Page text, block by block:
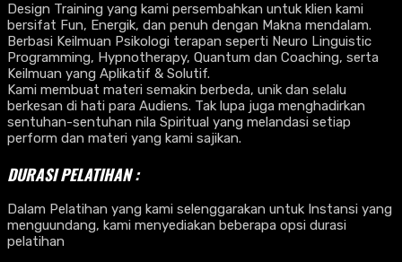
Design Training yang kami persembahkan untuk klien kami
bersifat Fun, Energik, dan penuh dengan Makna mendalam.
Berbasi Keilmuan Psikologi terapan seperti Neuro Linguistic
Programming, Hypnotherapy, Quantum dan Coaching, serta
Keilmuan yang Aplikatif & Solutif.
Kami membuat materi semakin berbeda, unik dan selalu
berkesan di hati para Audiens. Tak lupa juga menghadirkan
sentuhan-sentuhan nila Spiritual yang melandasi setiap
perform dan materi yang kami sajikan.
DURASI PELATIHAN :
Dalam Pelatihan yang kami selenggarakan untuk Instansi yang
menguundang, kami menyediakan beberapa opsi durasi
pelatihan